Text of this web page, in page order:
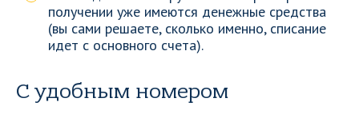
получении уже имеются денежные средства
(вы сами решаете, сколько именно, списание
идет с основного счета).
С удобным номером